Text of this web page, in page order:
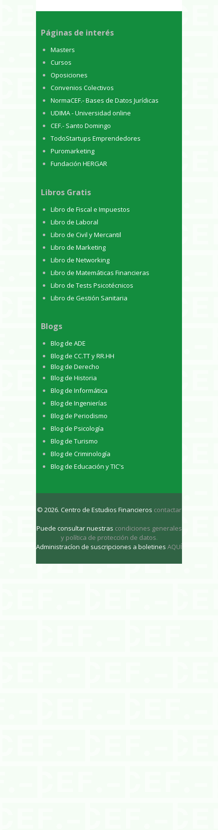
Páginas de interés
Masters
Cursos
Oposiciones
Convenios Colectivos
NormaCEF.- Bases de Datos Jurídicas
UDIMA - Universidad online
CEF.- Santo Domingo
TodoStartups Emprendedores
Puromarketing
Fundación HERGAR
Libros Gratis
Libro de Fiscal e Impuestos
Libro de Laboral
Libro de Civil y Mercantil
Libro de Marketing
Libro de Networking
Libro de Matemáticas Financieras
Libro de Tests Psicotécnicos
Libro de Gestión Sanitaria
Blogs
Blog de ADE
Blog de CC.TT y RR.HH
Blog de Derecho
Blog de Historia
Blog de Informática
Blog de Ingenierías
Blog de Periodismo
Blog de Psicología
Blog de Turismo
Blog de Criminología
Blog de Educación y TIC's
© 2026. Centro de Estudios Financieros contactar
Puede consultar nuestras condiciones generales
y política de protección de datos.
Administracíon de suscripciones a boletines AQUÍ